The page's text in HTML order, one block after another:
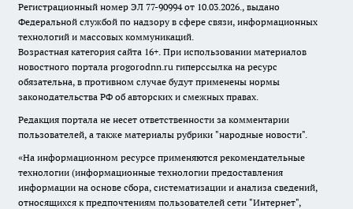
Регистрационный номер ЭЛ 77-90994 от 10.03.2026., выдано
Федеральной службой по надзору в сфере связи, информационных
технологий и массовых коммуникаций.
Возрастная категория сайта 16+. При использовании материалов
новостного портала progorodnn.ru гиперссылка на ресурс
обязательна, в противном случае будут применены нормы
законодательства РФ об авторских и смежных правах.
Редакция портала не несет ответственности за комментарии
пользователей, а также материалы рубрики "народные новости".
«На информационном ресурсе применяются рекомендательные
технологии (информационные технологии предоставления
информации на основе сбора, систематизации и анализа сведений,
относящихся к предпочтениям пользователей сети "Интернет",